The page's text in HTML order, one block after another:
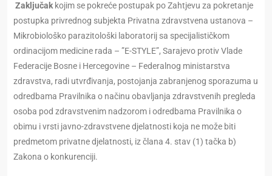
Zaključak kojim se pokreće postupak po Zahtjevu za pokretanje
postupka privrednog subjekta Privatna zdravstvena ustanova –
Mikrobiološko parazitološki laboratorij sa specijalističkom
ordinacijom medicine rada – ”E-STYLE”, Sarajevo protiv Vlade
Federacije Bosne i Hercegovine – Federalnog ministarstva
zdravstva, radi utvrđivanja, postojanja zabranjenog sporazuma u
odredbama Pravilnika o načinu obavljanja zdravstvenih pregleda
osoba pod zdravstvenim nadzorom i odredbama Pravilnika o
obimu i vrsti javno-zdravstvene djelatnosti koja ne može biti
predmetom privatne djelatnosti, iz člana 4. stav (1) tačka b)
Zakona o konkurenciji.